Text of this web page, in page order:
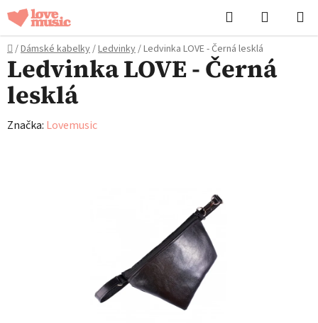
Přejít
na
obsah
Hledat
KOŠÍK
Domů
/Dámské kabelky/Ledvinky/Ledvinka LOVE - Černá lesklá
Ledvinka LOVE - Černá
lesklá
Značka: Lovemusic